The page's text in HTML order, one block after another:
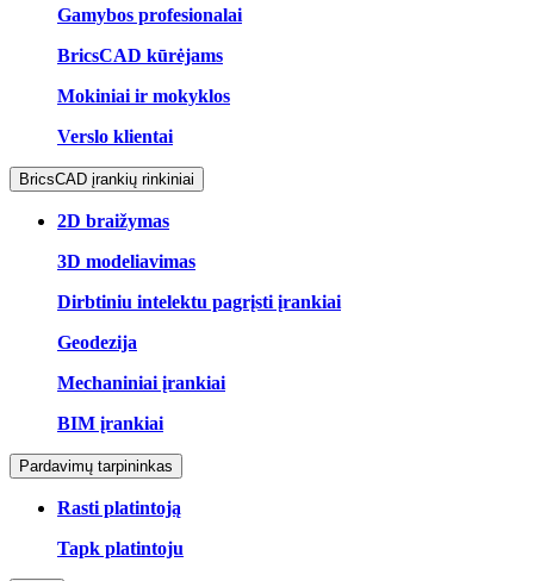
Gamybos profesionalai
BricsCAD kūrėjams
Mokiniai ir mokyklos
Verslo klientai
BricsCAD įrankių rinkiniai
2D braižymas
3D modeliavimas
Dirbtiniu intelektu pagrįsti įrankiai
Geodezija
Mechaniniai įrankiai
BIM įrankiai
Pardavimų tarpininkas
Rasti platintoją
Tapk platintoju